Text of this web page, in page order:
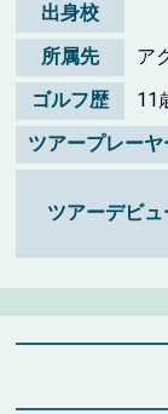
出身校
所属先
ア
ゴルフ歴
11
ツアープレーヤ
ツアーデビ